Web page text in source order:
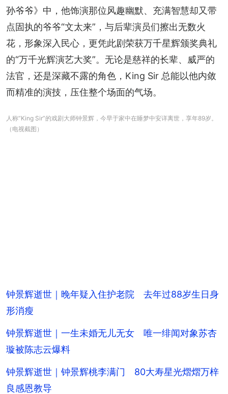
孙爷爷》中，他饰演那位风趣幽默、充满智慧却又带
点固执的爷爷“文太来”，与后辈演员们擦出无数火
花，形象深入民心，更凭此剧荣获万千星辉颁奖典礼
的“万千光辉演艺大奖”。无论是慈祥的长辈、威严的
法官，还是深藏不露的角色，King Sir 总能以他内敛
而精准的演技，压住整个场面的气场。
人称“King Sir”的戏剧大师钟景辉，今早于家中在睡梦中安详离世，享年89岁。
（电视截图）
钟景辉逝世｜晚年疑入住护老院 去年过88岁生日身
形消瘦
钟景辉逝世｜一生未婚无儿无女 唯一绯闻对象苏杏
璇被陈志云爆料
钟景辉逝世｜钟景辉桃李满门 80大寿星光熠熠万梓
良感恩教导